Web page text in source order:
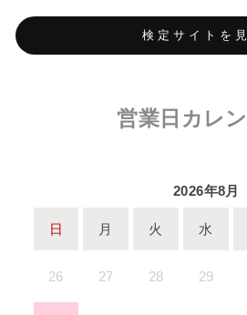
検定サイトを
営業日カレ
2026年8月
日 月 火 水
26 27 28 29